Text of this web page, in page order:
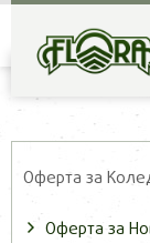
Оферта за
Оферта за